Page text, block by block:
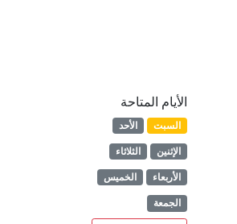
الأيام المتاحة
السبت
الأحد
الإثنين
الثلاثاء
الأربعاء
الخميس
الجمعة